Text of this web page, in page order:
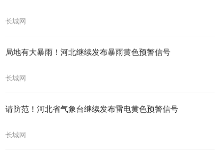
长城网
局地有大暴雨！河北继续发布暴雨黄色预警信号
长城网
请防范！河北省气象台继续发布雷电黄色预警信号
长城网